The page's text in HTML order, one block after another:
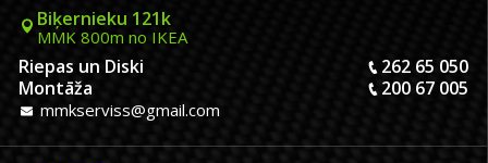
Biķernieku 121k
MMK 800m no IKEA
Riepas un Diski
262 65 050
Montāža
200 67 005
mmkserviss@gmail.com